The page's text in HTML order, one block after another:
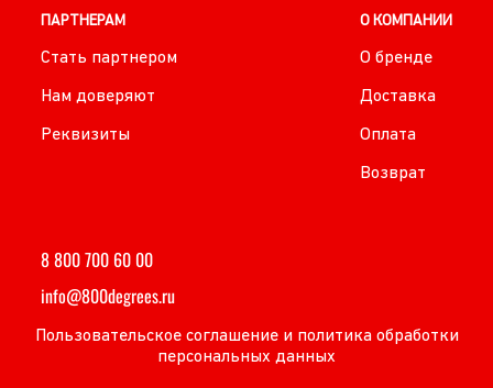
ПАРТНЕРАМ
Стать партнером
Нам доверяют
Реквизиты
О КОМПАНИИ
О бренде
Доставка
Оплата
Возврат
8 800 700 60 00
info@800degrees.ru
Пользовательское соглашение и политика обработки
персональных данных